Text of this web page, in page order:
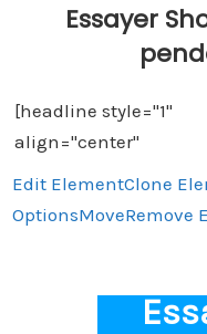
Essayer
Edit ElementClone
OptionsMoveRemove